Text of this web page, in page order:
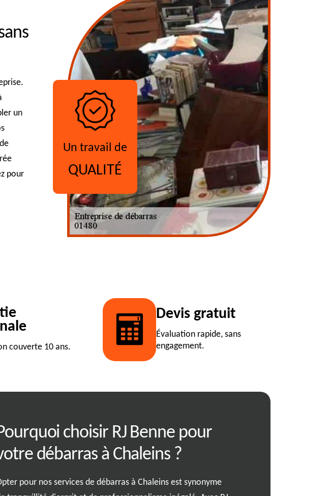
un
pour
Un travail de
QUALITÉ
couverte 10 ans.
Devis gratuit
Évaluation rapide, sans
engagement.
choisir RJ Benne pour
débarras à Chaleins ?
pour nos services de débarras à Chaleins est synonyme